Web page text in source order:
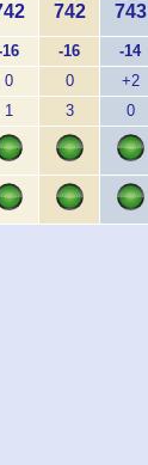
16
0
1
742
-16
0
3
743
-14
+2
0